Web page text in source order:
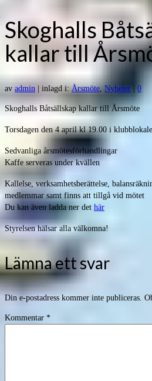
Skoghalls
kallar till
av admin inlagd i:Årsmöte,Nyheter | 0
Skoghalls Båtsällskap kallar till Årsmöte
Torsdagen den 4 april kl 19.00 i
Sedvanliga årsmötesförhandlingar
Kaffe serveras under kvällen
Kallelse, verksamhetsberättelse,
medlemmar samt finns att tillgå vid mötet
Du kan även ladda ner det här
Styrelsen hälsar alla välkomna!
Lämna ett svar
Din e-postadress kommer inte publiceras.
Kommentar *